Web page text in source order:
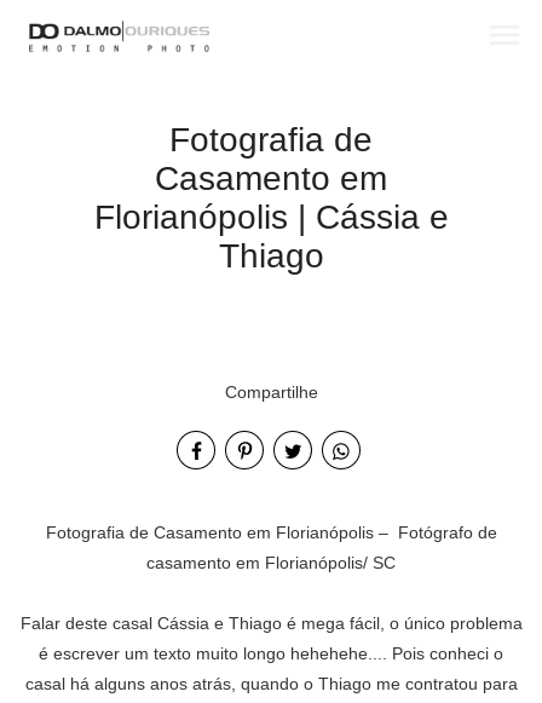
Fotografia de
Casamento em
Florianópolis | Cássia e
Thiago
Compartilhe
Fotografia de Casamento em Florianópolis – Fotógrafo de
casamento em Florianópolis/ SC
Falar deste casal Cássia e Thiago é mega fácil, o único problema
é escrever um texto muito longo hehehehe.... Pois conheci o
casal há alguns anos atrás, quando o Thiago me contratou para